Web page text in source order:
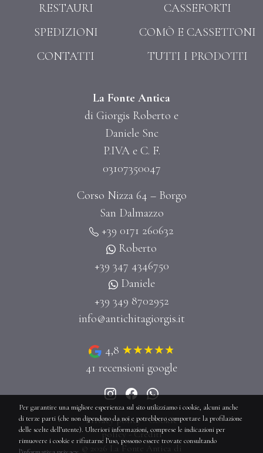
RESTAURI
SPEDIZIONI
CONTATTI
La Fonte Antica
di Giorgis Roberto e
Daniele Snc
P.IVA e C. F.
03107350047
Corso Nizza 64 – Borgo
San Dalmazzo
+39 0171 260632
Roberto
+39 347 4346750
Daniele
+39 349 8702952
info@antichitagiorgis.it
4,8
41 recensioni google
Privacy policy-Cookie
policy-Crediti
© 2026 La Fonte Antica di
CASSEFORTI
COMÒ E CASSETTONI
TUTTI I PRODOTTI
Per garantire una migliore esperienza sul sito utilizziamo i cookie, alcuni anche
di terze parti (che non dipendono da noi e potrebbero comportare la profilazione
delle scelte dell’utente). Ulteriori informazioni, comprese le indicazioni per
rimuovere i cookie e rifiutarne l’uso, possono essere trovate consultando